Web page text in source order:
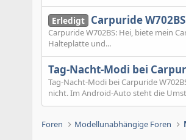
Erledigt Carpuride W702BS
Carpuride W702BS: Hei, biete mein
Halteplatte und...
Tag-Nacht-Modi bei
Tag-Nacht-Modi bei Carpuride
nicht. Im Android-Auto steht die
Foren Modellunabhängige Foren